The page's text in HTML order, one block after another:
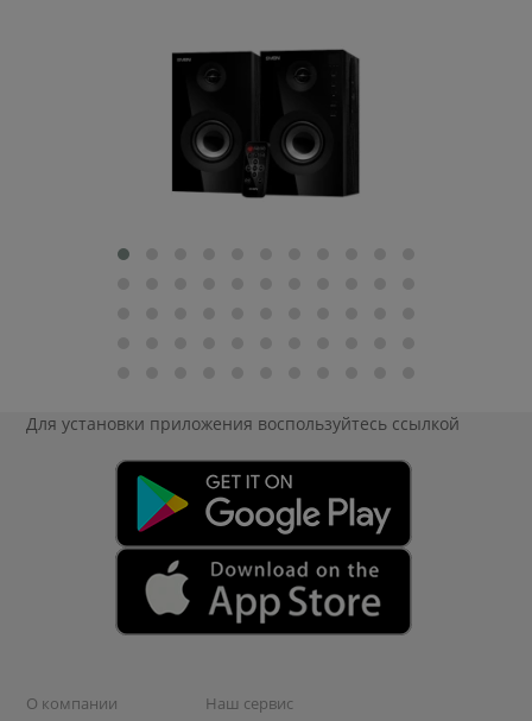
Для установки приложения воспользуйтесь ссылкой
О компании
Наш сервис